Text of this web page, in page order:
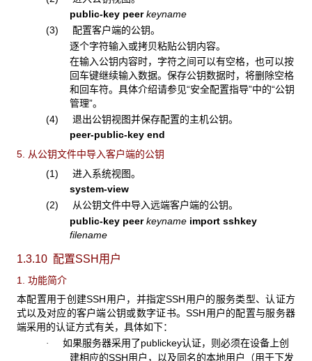
public-key peerkeyname
(3) 配置客户端的公钥。
逐个字符输入或拷贝粘贴公钥内容。
在输入公钥内容时，字符之间可以有空格，也可以按
回车键继续输入数据。保存公钥数据时，将删除空格
和回车符。具体介绍请参见“安全配置指导”中的“公钥
管理”。
(4) 退出公钥视图并保存配置的主机公钥。
peer-public-key end
5. 从公钥文件中导入客户端的公钥
(1) 进入系统视图。
system-view
(2) 从公钥文件中导入远端客户端的公钥。
public-key peer keyname import sshkey
filename
1.3.10 配置SSH用户
1. 功能简介
本配置用于创建SSH用户，并指定SSH用户的服务类型、认证方
式以及对应的客户端公钥或数字证书。SSH用户的配置与服务器
端采用的认证方式有关，具体如下：
· 如果服务器采用了publickey认证，则必须在设备上创
建相应的SSH用户，以及同名的本地用户（用于下发